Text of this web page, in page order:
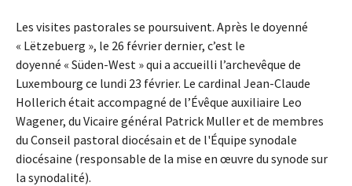
Les visites pastorales se poursuivent. Après le doyenné
« Lëtzebuerg », le 26 février dernier, c’est le
doyenné « Süden-West » qui a accueilli l’archevêque de
Luxembourg ce lundi 23 février. Le cardinal Jean-Claude
Hollerich était accompagné de l’Évêque auxiliaire Leo
Wagener, du Vicaire général Patrick Muller et de membres
du Conseil pastoral diocésain et de l'Équipe synodale
diocésaine (responsable de la mise en œuvre du synode sur
la synodalité).